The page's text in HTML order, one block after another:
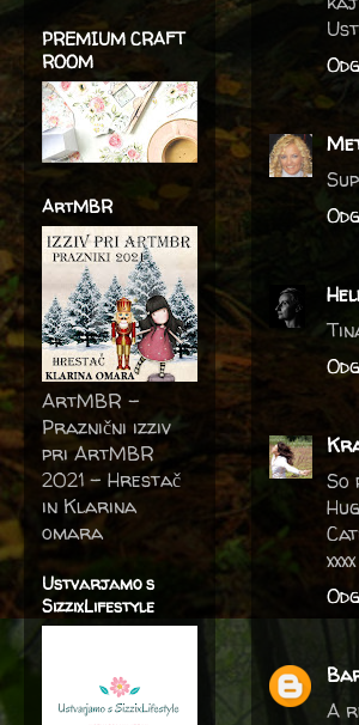
So
xxxx
A
PREMIUM CRAFT
ROOM
ArtMBR
ArtMBR -
Praznični izziv
pri ArtMBR
2021 – Hrestač
in Klarina
omara
Ustvarjamo s
SizzixLifestyle